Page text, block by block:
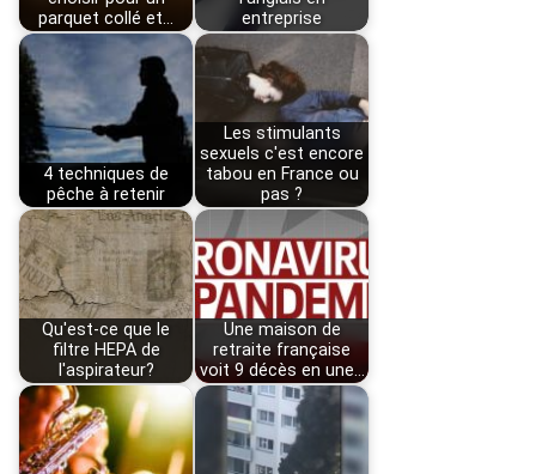
parquet collé et…
entreprise
4 techniques de
pêche à retenir
Les stimulants
sexuels c'est encore
tabou en France ou
pas ?
Qu'est-ce que le
filtre HEPA de
l'aspirateur?
Une maison de
retraite française
voit 9 décès en une…